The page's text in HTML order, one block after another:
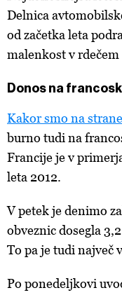
Delnica
od začetka leta
malenkost v
Donos na
Kakor smo na
burno tudi na
Francije je v
leta 2012.
V petek je denimo
obveznic dosegla
To pa je tudi največ
Po ponedeljkovi